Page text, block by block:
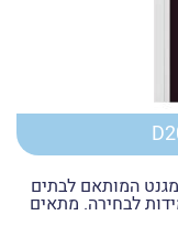
המותאם לבתים
ומשרדים. מידות הטפט קיים 3 מידות לבחירה. מתאים